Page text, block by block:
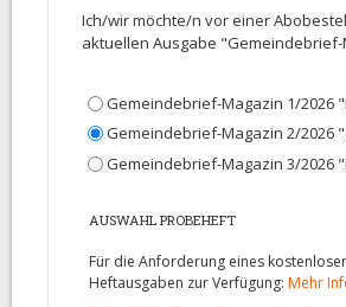
Ich/wir möchte/n vor einer
aktuellen Ausgabe
Probeausgabe
Gemeindebrief-Magazin 1/2026
Gemeindebrief-Magazin 2/2026
Gemeindebrief-Magazin 3/2026
AUSWAHL PROBEHEFT
Für die Anforderung eines
Heftausgaben zur Verfügung: Mehr